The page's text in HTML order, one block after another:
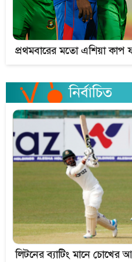
প্রথমবারের মতো এশিয়া কাপ
লিটনের ব্যাটিং মানে চোখের